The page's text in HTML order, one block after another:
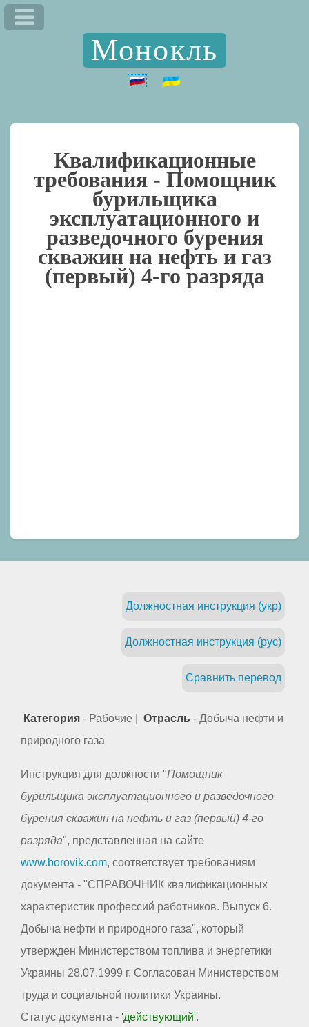
Монокль
Квалификационные
требования - Помощник
бурильщика
эксплуатационного и
разведочного бурения
скважин на нефть и газ
(первый) 4-го разряда
Должностная инструкция (укр)
Должностная инструкция (рус)
Сравнить перевод
Категория - Рабочие | Отрасль - Добыча нефти и
природного газа
Инструкция для должности "Помощник
бурильщика эксплуатационного и разведочного
бурения скважин на нефть и газ (первый) 4-го
разряда", представленная на сайте
www.borovik.com, соответствует требованиям
документа - "СПРАВОЧНИК квалификационных
характеристик профессий работников. Выпуск 6.
Добыча нефти и природного газа", который
утвержден Министерством топлива и энергетики
Украины 28.07.1999 г. Согласован Министерством
труда и социальной политики Украины.
Статус документа - 'действующий'.